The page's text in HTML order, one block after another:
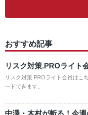
おすすめ記事
リスク対策.PROライト
リスク対策.PROライト会員はこ
ードできます。
中澤・木村が斬る！今